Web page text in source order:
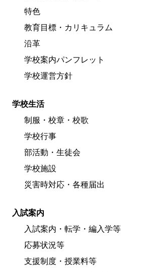
特色
教育目標・カリキュラム
沿革
学校案内パンフレット
学校運営方針
学校生活
制服・校章・校歌
学校行事
部活動・生徒会
学校施設
災害時対応・各種届出
入試案内
入試案内・転学・編入学等
応募状況等
支援制度・授業料等